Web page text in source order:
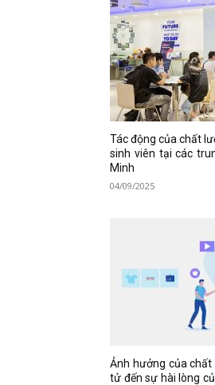
Tác động của chất
sinh viên tại các
Minh
04/09/2025
Ảnh hưởng của
tử đến sự hài lòng